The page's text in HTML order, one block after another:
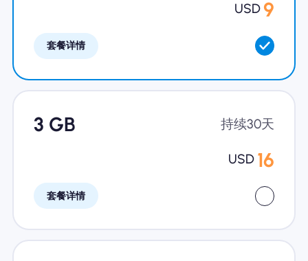
USD 9
套餐详情
3 GB 持续30天
USD 16
套餐详情